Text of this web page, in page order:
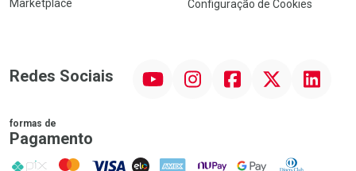
Marketplace
Configuração de Cookies
Redes Sociais InstagramFacebookTwitter Linkedin
formas de
Pagamento
PIX MasterCard
VISA ELO AMEX NuPay Google PayDiners Club